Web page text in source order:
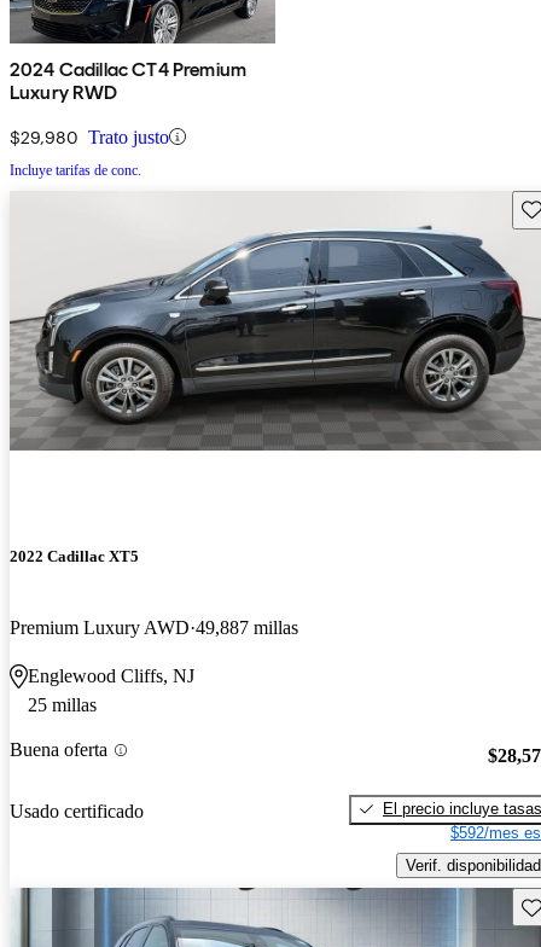
2024 Cadillac CT4 Premium
Luxury RWD
$29,980 Trato justo
Incluye tarifas de conc.
2022 Cadillac XT5
Premium Luxury AWD 49,887 millas
Englewood Cliffs, NJ
25 millas
Buena oferta
Usado certificado
El precio incluye tasas
$592/mes
Verif. disponibilidad